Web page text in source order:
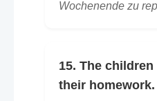
Wochenende zu
15. The
their homework.